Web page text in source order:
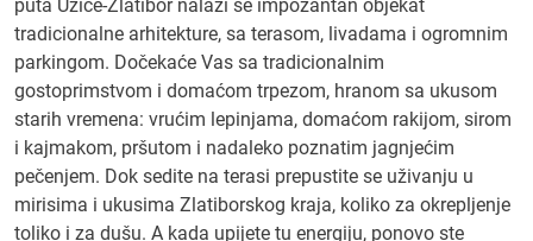
puta Užice-Zlatibor nalazi se impozantan objekat
tradicionalne arhitekture, sa terasom, livadama i ogromnim
parkingom. Dočekaće Vas sa tradicionalnim
gostoprimstvom i domaćom trpezom, hranom sa ukusom
starih vremena: vrućim lepinjama, domaćom rakijom, sirom
i kajmakom, pršutom i nadaleko poznatim jagnjećim
pečenjem. Dok sedite na terasi prepustite se uživanju u
mirisima i ukusima Zlatiborskog kraja, koliko za okrepljenje
toliko i za dušu. A kada upijete tu energiju, ponovo ste